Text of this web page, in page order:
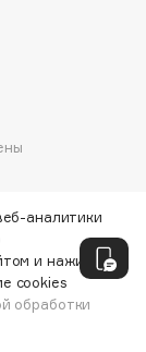
аналитики
и нажимая
cookies
обработки